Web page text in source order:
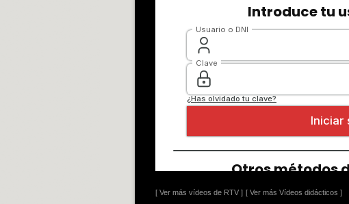
[ Ver más vídeos de RTV ] [ Ver más Vídeos didácticos ]